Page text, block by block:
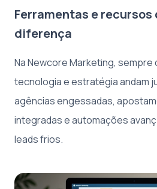
Ferramentas e recursos
diferença
Na Newcore Marketing, sempre
tecnologia e estratégia andam
agências engessadas,
integradas e automações
leads frios.